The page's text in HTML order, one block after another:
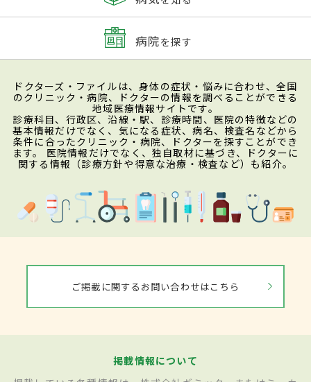
病院を探す
ドクターズ・ファイルは、身体の症状・悩みに合わせ、全国
のクリニック・病院、ドクターの情報を調べることができる
地域医療情報サイトです。
診療科目、行政区、沿線・駅、診療時間、医院の特徴などの
基本情報だけでなく、気になる症状、病名、検査名などから
条件に合ったクリニック・病院、ドクターを探すことができ
ます。 医院情報だけでなく、独自取材に基づき、ドクターに
関する情報（診療方針や得意な治療・検査など）も紹介。
ご掲載に関するお問い合わせはこちら
掲載情報について